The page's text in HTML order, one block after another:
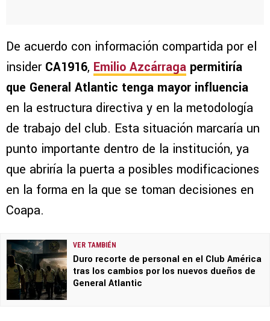
De acuerdo con información compartida por el
insider CA1916, Emilio Azcárraga permitiría
que General Atlantic tenga mayor influencia
en la estructura directiva y en la metodología
de trabajo del club. Esta situación marcaría un
punto importante dentro de la institución, ya
que abriría la puerta a posibles modificaciones
en la forma en la que se toman decisiones en
Coapa.
VER TAMBIÉN
Duro recorte de personal en el Club América
tras los cambios por los nuevos dueños de
General Atlantic